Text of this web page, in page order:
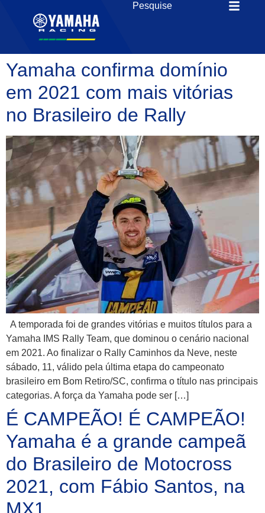
Yamaha confirma domínio
em 2021 com mais vitórias
no Brasileiro de Rally
A temporada foi de grandes vitórias e muitos títulos para a
Yamaha IMS Rally Team, que dominou o cenário nacional
em 2021. Ao finalizar o Rally Caminhos da Neve, neste
sábado, 11, válido pela última etapa do campeonato
brasileiro em Bom Retiro/SC, confirma o título nas principais
categorias. A força da Yamaha pode ser […]
É CAMPEÃO! É CAMPEÃO!
Yamaha é a grande campeã
do Brasileiro de Motocross
2021, com Fábio Santos, na